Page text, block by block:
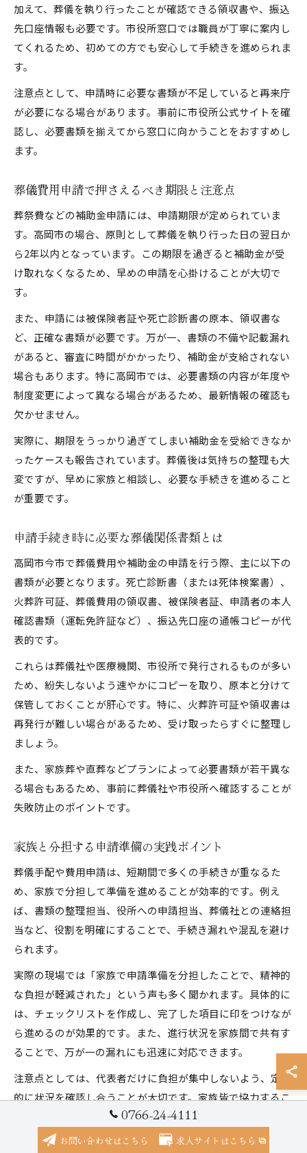
加えて、葬儀を執り行ったことが確認できる領収書や、振込
先口座情報も必要です。市役所窓口では職員が丁寧に案内し
てくれるため、初めての方でも安心して手続きを進められま
す。
注意点として、申請時に必要な書類が不足していると再来庁
が必要になる場合があります。事前に市役所公式サイトを確
認し、必要書類を揃えてから窓口に向かうことをおすすめし
ます。
葬儀費用申請で押さえるべき期限と注意点
葬祭費などの補助金申請には、申請期限が定められていま
す。高岡市の場合、原則として葬儀を執り行った日の翌日か
ら2年以内となっています。この期限を過ぎると補助金が受
け取れなくなるため、早めの申請を心掛けることが大切で
す。
また、申請には被保険者証や死亡診断書の原本、領収書な
ど、正確な書類が必要です。万が一、書類の不備や記載漏れ
があると、審査に時間がかかったり、補助金が支給されない
場合もあります。特に高岡市では、必要書類の内容が年度や
制度変更によって異なる場合があるため、最新情報の確認も
欠かせません。
実際に、期限をうっかり過ぎてしまい補助金を受給できなか
ったケースも報告されています。葬儀後は気持ちの整理も大
変ですが、早めに家族と相談し、必要な手続きを進めること
が重要です。
申請手続き時に必要な葬儀関係書類とは
高岡市今市で葬儀費用や補助金の申請を行う際、主に以下の
書類が必要となります。死亡診断書（または死体検案書）、
火葬許可証、葬儀費用の領収書、被保険者証、申請者の本人
確認書類（運転免許証など）、振込先口座の通帳コピーが代
表的です。
これらは葬儀社や医療機関、市役所で発行されるものが多い
ため、紛失しないよう速やかにコピーを取り、原本と分けて
保管しておくことが肝心です。特に、火葬許可証や領収書は
再発行が難しい場合があるため、受け取ったらすぐに整理し
ましょう。
また、家族葬や直葬などプランによって必要書類が若干異な
る場合もあるため、事前に葬儀社や市役所へ確認することが
失敗防止のポイントです。
家族と分担する申請準備の実践ポイント
葬儀手配や費用申請は、短期間で多くの手続きが重なるた
め、家族で分担して準備を進めることが効率的です。例え
ば、書類の整理担当、役所への申請担当、葬儀社との連絡担
当など、役割を明確にすることで、手続き漏れや混乱を避け
られます。
実際の現場では「家族で申請準備を分担したことで、精神的
な負担が軽減された」という声も多く聞かれます。具体的に
は、チェックリストを作成し、完了した項目に印をつけなが
ら進めるのが効果的です。また、進行状況を家族間で共有す
ることで、万が一の漏れにも迅速に対応できます。
注意点としては、代表者だけに負担が集中しないよう、定期
的に状況を確認し合うことが大切です。家族皆で協力するこ
とで、葬儀後の手続きも円滑に進めることができるでしょ
0766-24-4111
お問い合わせはこちら 求人サイトはこちら